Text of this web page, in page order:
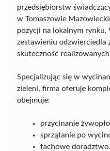
przedsiębiorstw
w Tomaszowie
pozycji na lokalnym rynku.
zestawieniu odzwierciedla
skuteczność
Specjalizując się w
zieleni, firma oferuje
obejmuje:
przycinanie
sprzątanie po
fachowe doradztwo.